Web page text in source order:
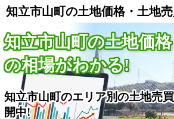
知立市山町の土地価格・土地
知立市山町の土地価
の相場がわかる!
知立市山町のエリア別の土地売
開中!